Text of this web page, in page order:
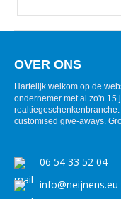
OVER ONS
Hartelijk welkom op de
ondernemer met al zo'n 15
customised give-aways.
06 54 33 52 04
info@neijnens.eu